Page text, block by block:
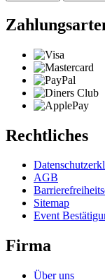
Rechtliches
AGB
Sitemap
Event
Firma
Über uns